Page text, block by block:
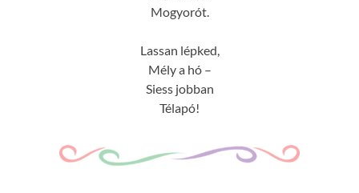
Mogyorót.
Lassan lépked,
Mély a hó –
Siess jobban
Télapó!